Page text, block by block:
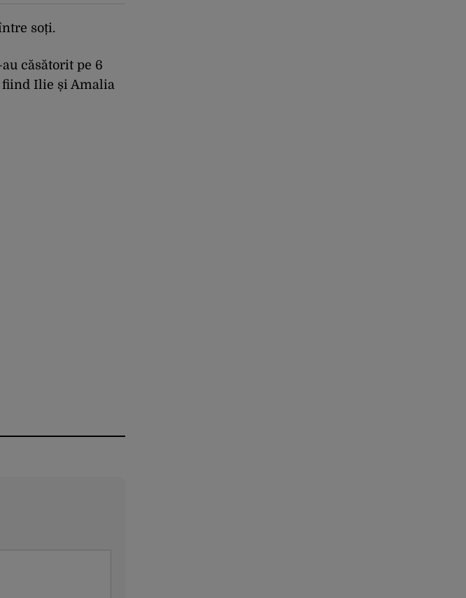
soți.
căsătorit pe 6
fiind Ilie și Amalia